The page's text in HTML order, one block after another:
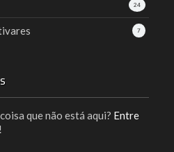
24
7
que não está aqui? Entre